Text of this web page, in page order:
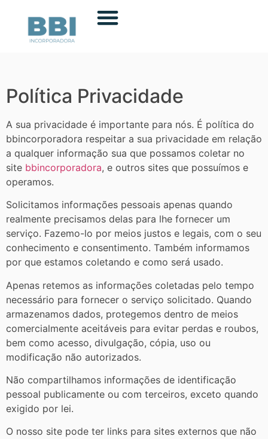
Política Privacidade
A sua privacidade é importante para nós. É política do
bbincorporadora respeitar a sua privacidade em relação
a qualquer informação sua que possamos coletar no
site bbincorporadora, e outros sites que possuímos e
operamos.
Solicitamos informações pessoais apenas quando
realmente precisamos delas para lhe fornecer um
serviço. Fazemo-lo por meios justos e legais, com o seu
conhecimento e consentimento. Também informamos
por que estamos coletando e como será usado.
Apenas retemos as informações coletadas pelo tempo
necessário para fornecer o serviço solicitado. Quando
armazenamos dados, protegemos dentro de meios
comercialmente aceitáveis ​​para evitar perdas e roubos,
bem como acesso, divulgação, cópia, uso ou
modificação não autorizados.
Não compartilhamos informações de identificação
pessoal publicamente ou com terceiros, exceto quando
exigido por lei.
O nosso site pode ter links para sites externos que não